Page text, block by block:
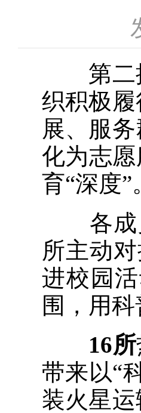
第二批
织积极
展、服
化为志
育“深度”
各成员
所主动
进校园
围，用
16所
带来以“
装火星